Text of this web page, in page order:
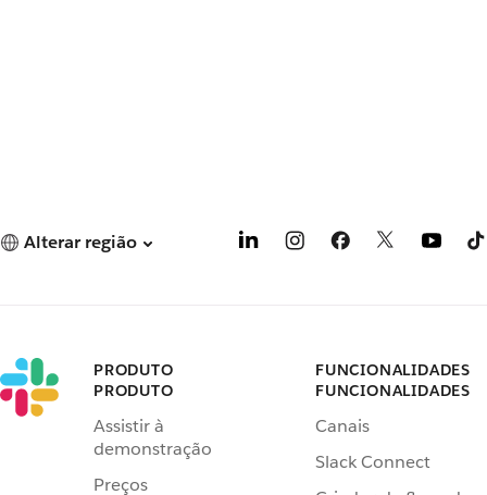
Alterar região
PRODUTO
PRODUTO
Assistir à
demonstração
Preços
FUNCIONALIDADES
FUNCIONALIDADES
Canais
Slack Connect